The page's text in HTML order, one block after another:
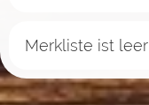
Merkliste ist leer